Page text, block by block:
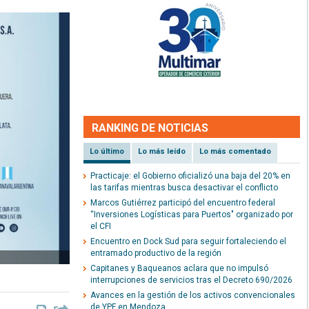
RANKING DE NOTICIAS
Lo último Lo más leído Lo más comentado
Practicaje: el Gobierno oficializó una baja del 20% en
las tarifas mientras busca desactivar el conflicto
Marcos Gutiérrez participó del encuentro federal
“Inversiones Logísticas para Puertos" organizado por
el CFI
Encuentro en Dock Sud para seguir fortaleciendo el
entramado productivo de la región
Capitanes y Baqueanos aclara que no impulsó
interrupciones de servicios tras el Decreto 690/2026
Avances en la gestión de los activos convencionales
de YPF en Mendoza